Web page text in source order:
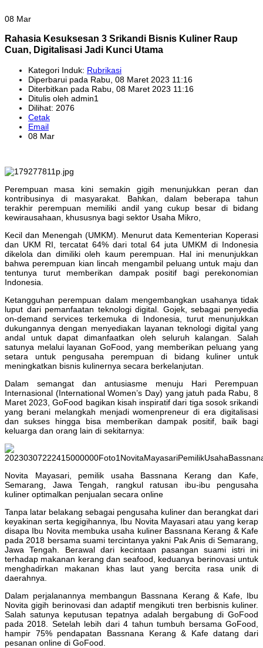
08 Mar
Rahasia Kesuksesan 3 Srikandi Bisnis Kuliner Raup
Cuan, Digitalisasi Jadi Kunci Utama
Kategori Induk: Rubrikasi
Diperbarui pada Rabu, 08 Maret 2023 11:16
Diterbitkan pada Rabu, 08 Maret 2023 11:16
Ditulis oleh admin1
Dilihat: 2076
Cetak
Email
08 Mar
Perempuan masa kini semakin gigih menunjukkan peran dan
kontribusinya di masyarakat. Bahkan, dalam beberapa tahun
terakhir perempuan memiliki andil yang cukup besar di bidang
kewirausahaan, khususnya bagi sektor Usaha Mikro,
Kecil dan Menengah (UMKM). Menurut data Kementerian Koperasi
dan UKM RI, tercatat 64% dari total 64 juta UMKM di Indonesia
dikelola dan dimiliki oleh kaum perempuan. Hal ini menunjukkan
bahwa perempuan kian lincah mengambil peluang untuk maju dan
tentunya turut memberikan dampak positif bagi perekonomian
Indonesia.
Ketangguhan perempuan dalam mengembangkan usahanya tidak
luput dari pemanfaatan teknologi digital. Gojek, sebagai penyedia
on-demand services terkemuka di Indonesia, turut menunjukkan
dukungannya dengan menyediakan layanan teknologi digital yang
andal untuk dapat dimanfaatkan oleh seluruh kalangan. Salah
satunya melalui layanan GoFood, yang memberikan peluang yang
setara untuk pengusaha perempuan di bidang kuliner untuk
meningkatkan bisnis kulinernya secara berkelanjutan.
Dalam semangat dan antusiasme menuju Hari Perempuan
Internasional (International Women’s Day) yang jatuh pada Rabu, 8
Maret 2023, GoFood bagikan kisah inspiratif dari tiga sosok srikandi
yang berani melangkah menjadi womenpreneur di era digitalisasi
dan sukses hingga bisa memberikan dampak positif, baik bagi
keluarga dan orang lain di sekitarnya:
Novita Mayasari, pemilik usaha Bassnana Kerang dan Kafe,
Semarang, Jawa Tengah, rangkul ratusan ibu-ibu pengusaha
kuliner optimalkan penjualan secara online
Tanpa latar belakang sebagai pengusaha kuliner dan berangkat dari
keyakinan serta kegigihannya, Ibu Novita Mayasari atau yang kerap
disapa Ibu Novita membuka usaha kuliner Bassnana Kerang & Kafe
pada 2018 bersama suami tercintanya yakni Pak Anis di Semarang,
Jawa Tengah. Berawal dari kecintaan pasangan suami istri ini
terhadap makanan kerang dan seafood, keduanya berinovasi untuk
menghadirkan makanan khas laut yang bercita rasa unik di
daerahnya.
Dalam perjalanannya membangun Bassnana Kerang & Kafe, Ibu
Novita gigih berinovasi dan adaptif mengikuti tren berbisnis kuliner.
Salah satunya keputusan tepatnya adalah bergabung di GoFood
pada 2018. Setelah lebih dari 4 tahun tumbuh bersama GoFood,
hampir 75% pendapatan Bassnana Kerang & Kafe datang dari
pesanan online di GoFood.